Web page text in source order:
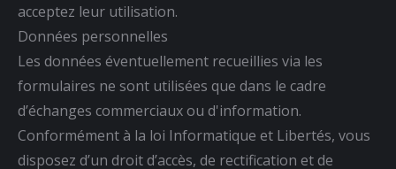
acceptez leur utilisation.
Données personnelles
Les données éventuellement recueillies via les
formulaires ne sont utilisées que dans le cadre
d’échanges commerciaux ou d'information.
Conformément à la loi Informatique et Libertés, vous
disposez d’un droit d’accès, de rectification et de